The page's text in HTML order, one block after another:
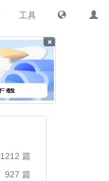
工具
×
1212 篇
927 篇